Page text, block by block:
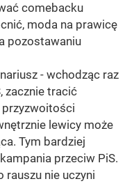
comebacku
moda na prawicę
pozostawaniu
- wchodząc raz
zacznie tracić
przyzwoitości
lewicy może
Tym bardziej
przeciw PiS.
rauszu nie uczyni